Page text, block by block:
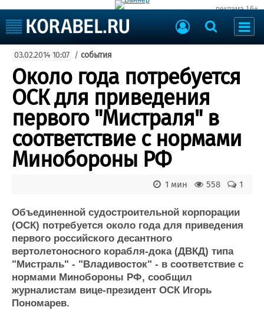
реклама 16+
Судоходство
Судоремонт
События
Пресс-релизы
Порты
Рыболовство
ВМФ
Образование
Яхты и катера
Еще
Компании
Репутация
Работа
Крюинг
Журнал
Реклама
Доска объявлений
Оборудование
Изделия
Материалы
Услуги
03.02.2014 10:07 / события
Около года потребуется
ОСК для приведения
первого "Мистраля" в
соответствие с нормами
Минобороны РФ
1
558
1 мин
Объединенной судостроительной корпорации
(ОСК) потребуется около года для приведения
первого российского десантного
вертолетоносного корабля-дока (ДВКД) типа
"Мистраль" - "Владивосток" - в соответствие с
нормами Минобороны РФ, сообщил
журналистам вице-президент ОСК Игорь
Пономарев.